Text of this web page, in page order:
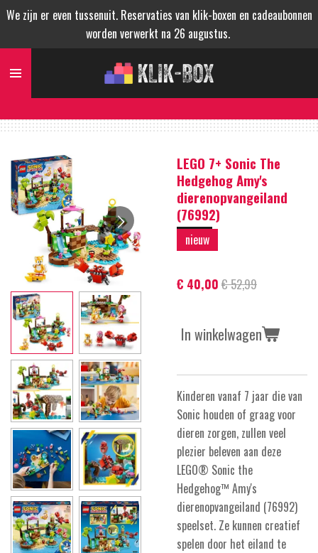
Ga
naar
de
We zijn er even tussenuit. Reservaties van klik-boxen en cadeaubonnen
worden verwerkt na 26 augustus.
LEGO 7+ Sonic The
Hedgehog Amy's
dierenopvangeiland
(76992)
nieuw
€ 40,00 € 52,99
In winkelwagen
Kinderen vanaf 7 jaar die van
Sonic houden of graag voor
dieren zorgen, zullen veel
plezier beleven aan deze
LEGO® Sonic the
Hedgehog™ Amy's
dierenopvangeiland (76992)
speelset. Ze kunnen creatief
spelen door het eiland te